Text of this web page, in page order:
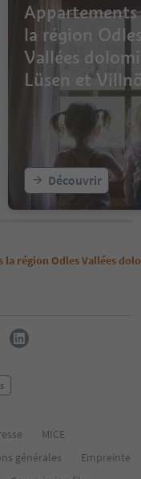
Appartements
la région
Vallées
Lüsen et
Découvrir
la région Odles Vallées
MICE
générales
Empreinte